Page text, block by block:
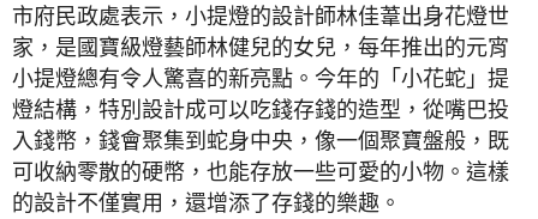
市府民政處表示，小提燈的設計師林佳葦出身花燈世
家，是國寶級燈藝師林健兒的女兒，每年推出的元宵
小提燈總有令人驚喜的新亮點。今年的「小花蛇」提
燈結構，特別設計成可以吃錢存錢的造型，從嘴巴投
入錢幣，錢會聚集到蛇身中央，像一個聚寶盤般，既
可收納零散的硬幣，也能存放一些可愛的小物。這樣
的設計不僅實用，還增添了存錢的樂趣。